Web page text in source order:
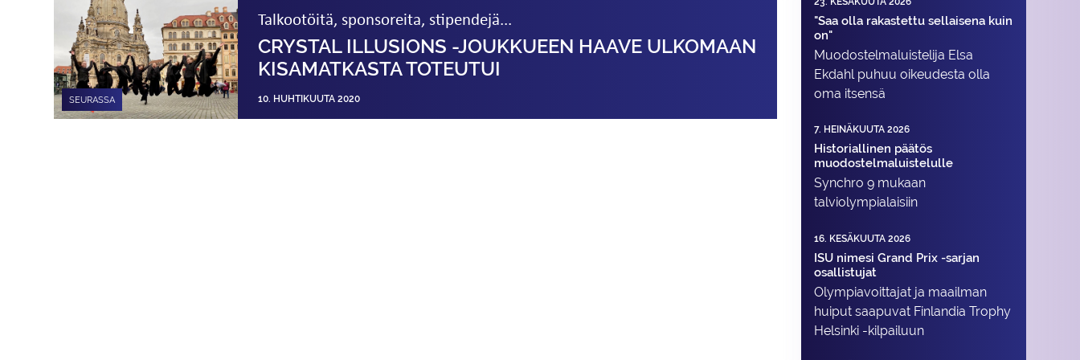
SEURASSA
Talkootöitä, sponsoreita, stipendejä...
CRYSTAL ILLUSIONS -JOUKKUEEN HAAVE ULKOMAAN
KISAMATKASTA TOTEUTUI
10. HUHTIKUUTA 2020
"Saa olla rakastettu sellaisena kuin
on"
Muodostelma­luistelija Elsa
Ekdahl puhuu oikeudesta olla
oma itsensä
7. HEINÄKUUTA 2026
Historiallinen päätös
muodostelmaluistelulle
Synchro 9 mukaan
talviolympialaisiin
16. KESÄKUUTA 2026
ISU nimesi Grand Prix -sarjan
osallistujat
Olympiavoittajat ja maailman
huiput saapuvat Finlandia Trophy
Helsinki -kilpailuun